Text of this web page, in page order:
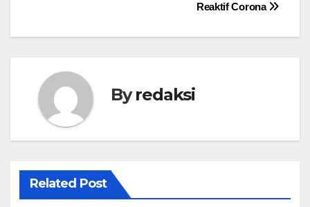
Reaktif Corona
Byredaksi
Related Post